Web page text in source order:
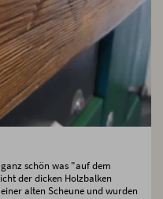
schön was "auf dem
der dicken Holzbalken
alten Scheune und wurden